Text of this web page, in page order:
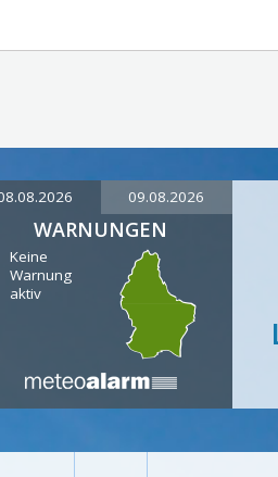
09.08.2026
WARNUNGEN
Keine
Warnung
aktiv